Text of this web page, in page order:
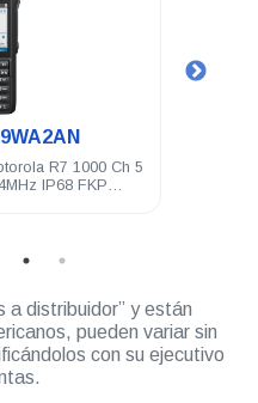
R7 1000 Ch 5
IP68 FKP
a distribuidor” y están
pueden variar sin
con su ejecutivo